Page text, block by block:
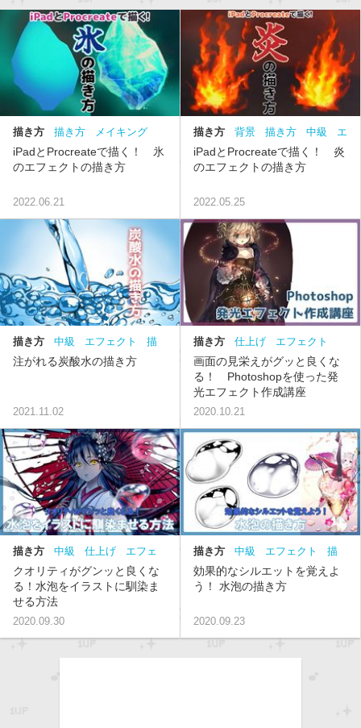
描き方 描き方
メイキング
エフェクト
背景 中級
iPadとProcreateで描く！ 氷
のエフェクトの描き方
2022.06.21
描き方 背景 描き方 中級
エ
フェクト
iPadとProcreateで描く！ 炎
のエフェクトの描き方
2022.05.25
描き方 中級 エフェクト
描
き方
水
注がれる炭酸水の描き方
2021.11.02
描き方 仕上げ
エフェクト
中級
画面の見栄えがグッと良くな
る！ Photoshopを使った発
光エフェクト作成講座
2020.10.21
描き方 中級 仕上げ
エフェ
クト
クオリティがグンッと良くな
る！水泡をイラストに馴染ま
せる方法
2020.09.30
描き方 中級 エフェクト
描
き方
効果的なシルエットを覚えよ
う！ 水泡の描き方
2020.09.23